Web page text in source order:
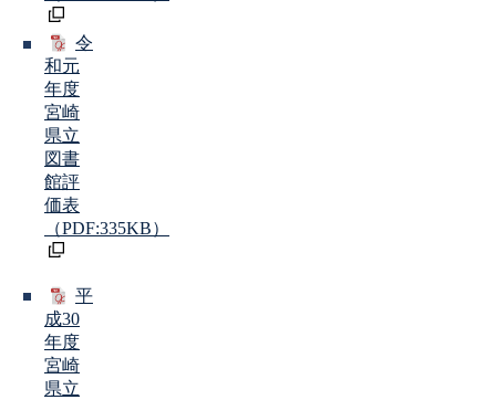
令
和元
年度
宮崎
県立
図書
館評
価表
（PDF:335KB）
平
成30
年度
宮崎
県立